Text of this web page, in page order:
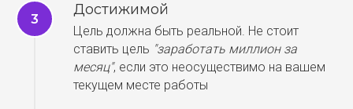
Достижимой
Цель должна быть реальной. Не стоит
ставить цель "заработать миллион за
месяц", если это неосуществимо на вашем
текущем месте работы